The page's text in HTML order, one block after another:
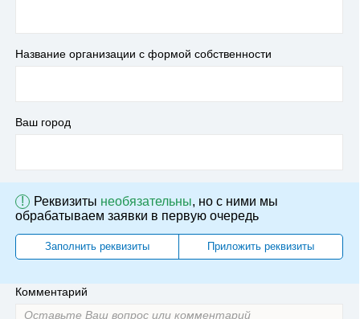
Название организации с формой собственности
Ваш город
! Реквизиты необязательны, но с ними мы
обрабатываем заявки в первую очередь
Заполнить реквизиты Приложить реквизиты
Комментарий